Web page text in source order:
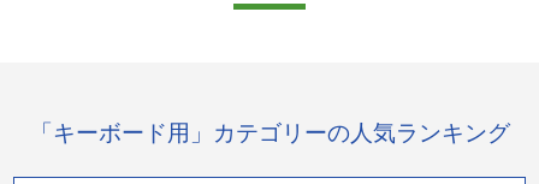
「キーボード用」カテゴリーの人気ランキング